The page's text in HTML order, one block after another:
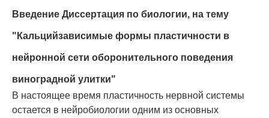
Введение Диссертация по биологии, на тему
"Кальцийзависимые формы пластичности в
нейронной сети оборонительного поведения
виноградной улитки"
В настоящее время пластичность нервной системы
остается в нейробиологии одним из основных